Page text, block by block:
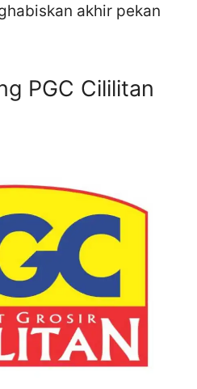
akhir pekan
PGC Cililitan